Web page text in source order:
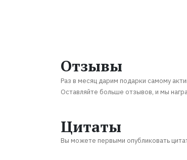
Отзывы
Раз в месяц дарим подарки самому
Оставляйте больше отзывов, и мы
Цитаты
Вы можете первыми опубликовать